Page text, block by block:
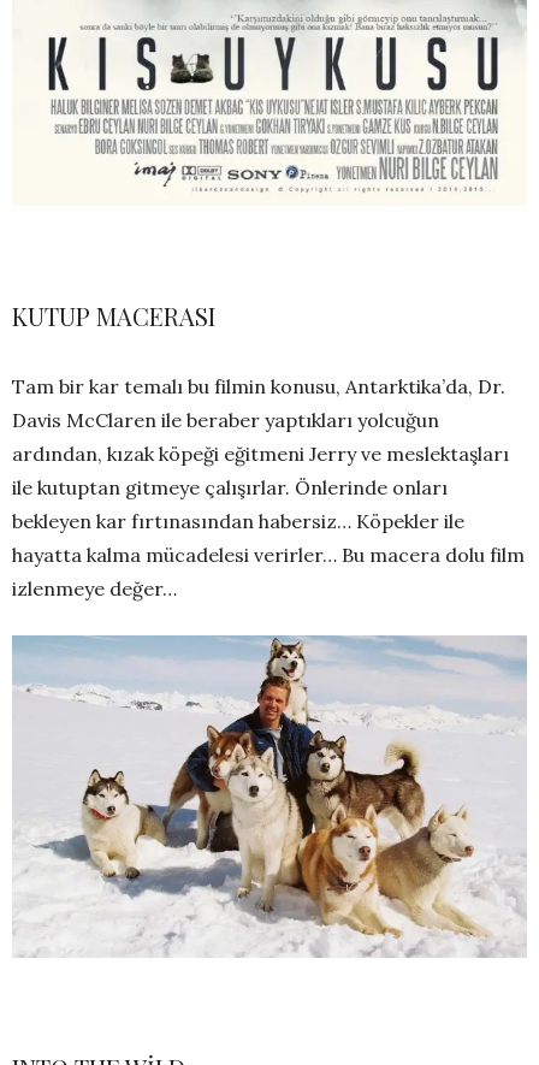
KUTUP MACERASI
Tam bir kar temalı bu filmin konusu, Antarktika’da, Dr.
Davis McClaren ile beraber yaptıkları yolcuğun
ardından, kızak köpeği eğitmeni Jerry ve meslektaşları
ile kutuptan gitmeye çalışırlar. Önlerinde onları
bekleyen kar fırtınasından habersiz… Köpekler ile
hayatta kalma mücadelesi verirler… Bu macera dolu film
izlenmeye değer…